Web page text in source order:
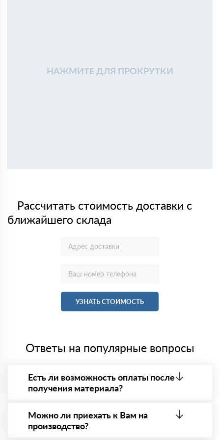
НАЖМИТЕ ДЛЯ ПРОКРУТКИ
Рассчитать стоимость доставки с
ближайшего склада
УЗНАТЬ СТОИМОСТЬ
Ответы на популярные вопросы
Есть ли возможность оплаты после
получения материала?
- оплата по факту получения товара. При этом,
если доставленный товар был ненадлежащего
качества, то Вы в праве от него отказаться.
Можно ли приехать к Вам на
производство?